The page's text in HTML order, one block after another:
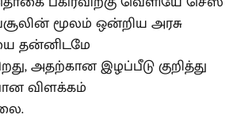
மூலம் ஒன்றிய அரசு
தன்னிடமே
அதற்கான இழப்பீடு குறித்து
விளக்கம்